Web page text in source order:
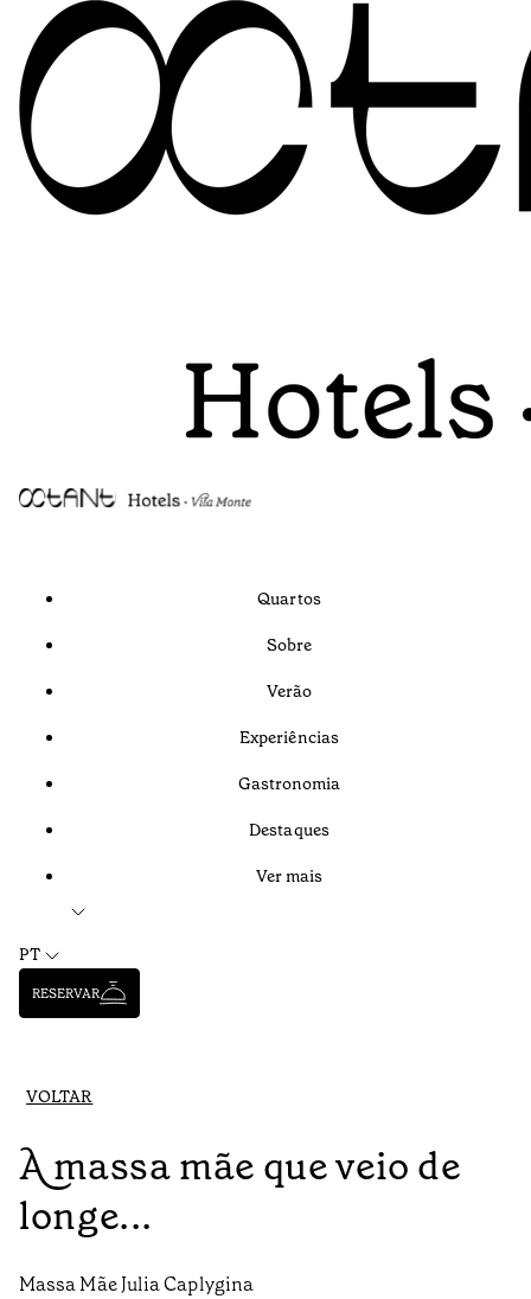
Quartos
Sobre
Verão
Experiências
Gastronomia
Destaques
Ver mais
PT
RESERVAR
VOLTAR
A massa mãe que veio de
longe...
Massa Mãe Julia Caplygina